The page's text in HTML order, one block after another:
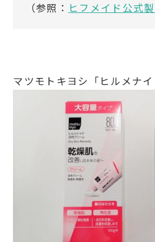
（参照： ヒフメイド公式
マツモトキヨシ「ヒルメナ